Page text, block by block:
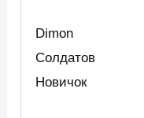
Dimon
Солдатов
Новичок